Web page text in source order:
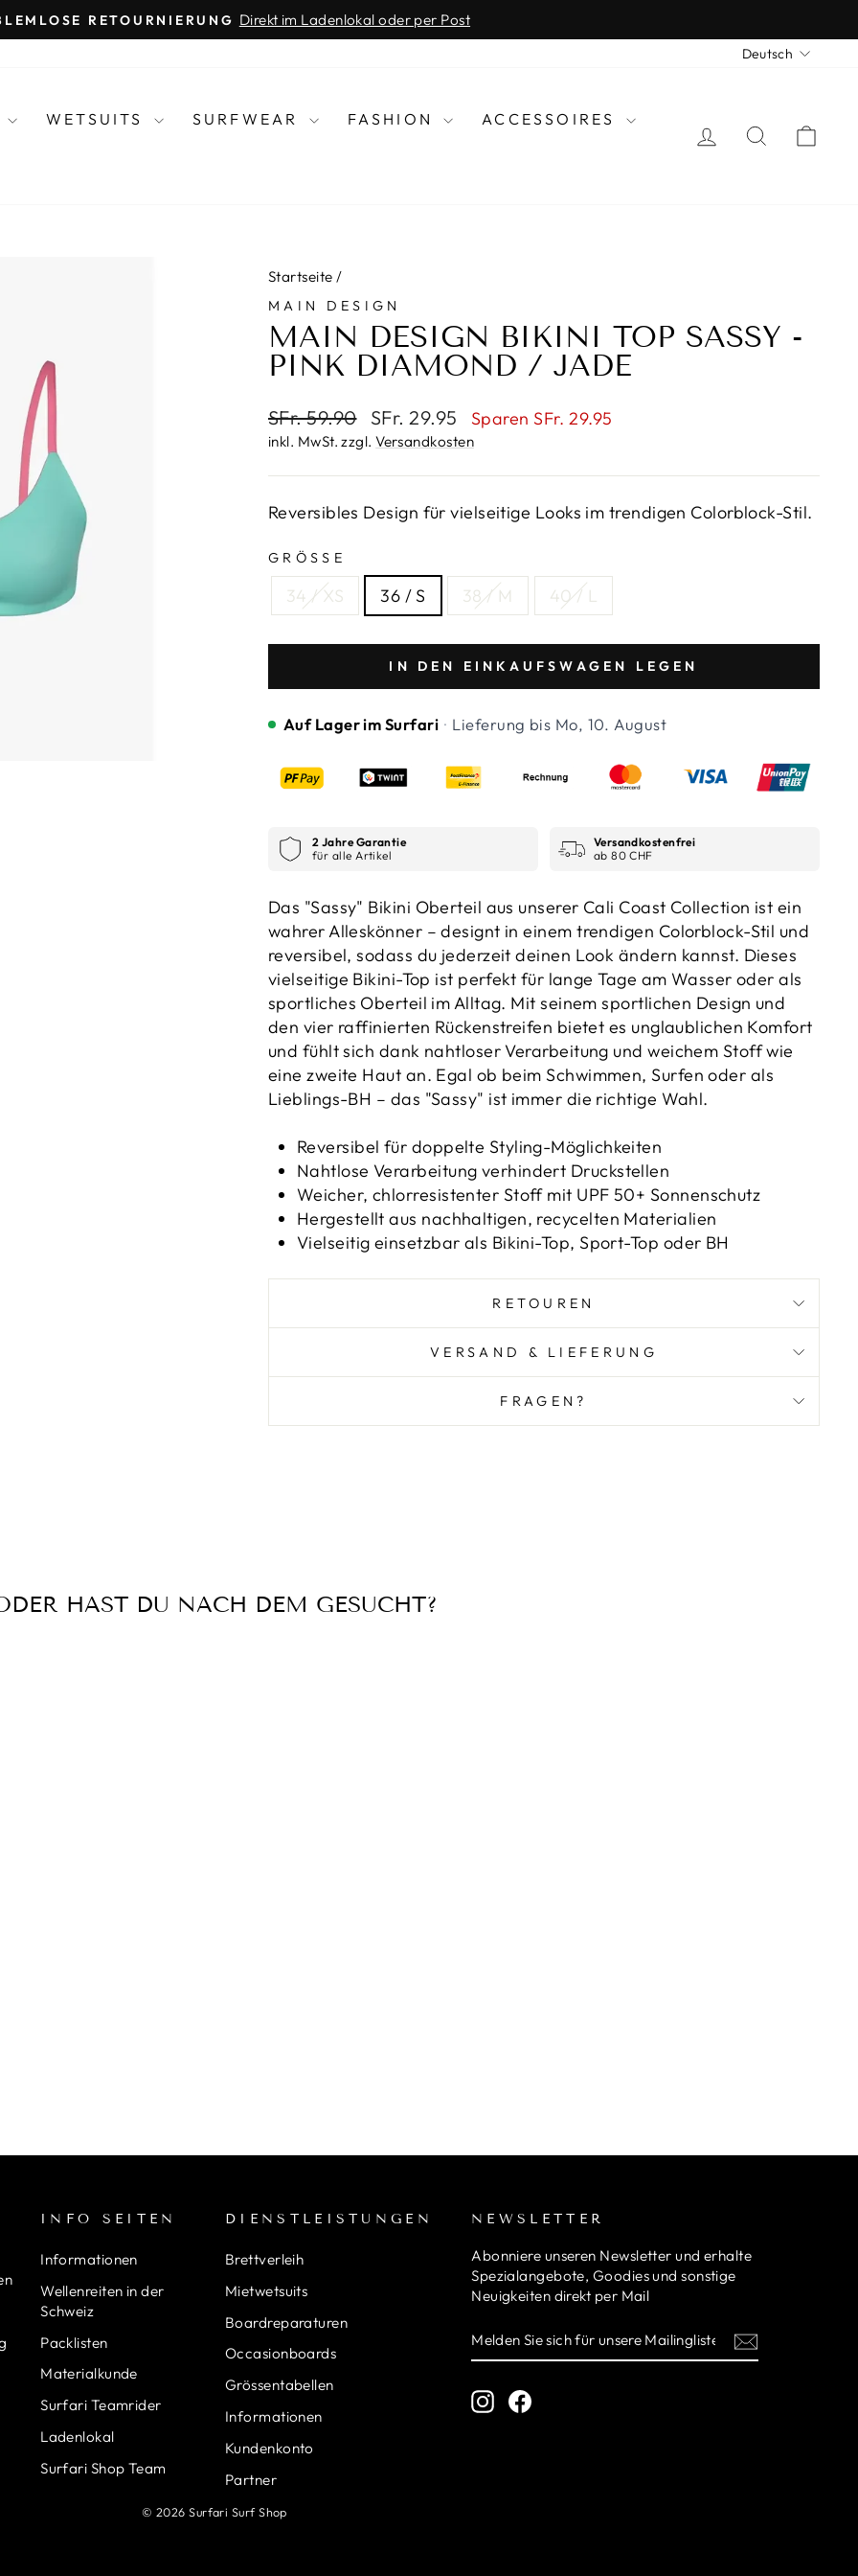
Pause
RETOURNIERUNG Direkt im Ladenlokal oder per Post
Deutsch
WETSUITS SURFWEAR FASHION
ACCESSOIRES
EINLOGGEN
SUCHE
Startseite /
MAIN DESIGN
MAIN DESIGN BIKINI TOP SASSY -
PINK DIAMOND / JADE
Normaler
Preis
SFr. 59.90 Sonderpreis
SFr. 29.95 Sparen SFr. 29.95
inkl. MwSt. zzgl.Versandkosten
Reversibles Design für vielseitige Looks im trendigen Colorblock-Stil.
GRÖSSE
34 / XS 36 / S 38 / M 40 / L
IN DEN EINKAUFSWAGEN LEGEN
Auf Lager im Surfari · Lieferung bis Mo, 10. August
2 Jahre Garantie
für alle Artikel
Versandkostenfrei
ab 80 CHF
Das "Sassy" Bikini Oberteil aus unserer Cali Coast Collection ist ein
wahrer Alleskönner – designt in einem trendigen Colorblock-Stil und
reversibel, sodass du jederzeit deinen Look ändern kannst. Dieses
vielseitige Bikini-Top ist perfekt für lange Tage am Wasser oder als
sportliches Oberteil im Alltag. Mit seinem sportlichen Design und
den vier raffinierten Rückenstreifen bietet es unglaublichen Komfort
und fühlt sich dank nahtloser Verarbeitung und weichem Stoff wie
eine zweite Haut an. Egal ob beim Schwimmen, Surfen oder als
Lieblings-BH – das "Sassy" ist immer die richtige Wahl.
Reversibel für doppelte Styling-Möglichkeiten
Nahtlose Verarbeitung verhindert Druckstellen
Weicher, chlorresistenter Stoff mit UPF 50+ Sonnenschutz
Hergestellt aus nachhaltigen, recycelten Materialien
Vielseitig einsetzbar als Bikini-Top, Sport-Top oder BH
RETOUREN
VERSAND & LIEFERUNG
FRAGEN?
HAST DU NACH DEM GESUCHT?
INFO SEITEN
Informationen
Wellenreiten in der
Schweiz
Packlisten
Materialkunde
Surfari Teamrider
Ladenlokal
Surfari Shop Team
DIENSTLEISTUNGEN
Brettverleih
Mietwetsuits
Boardreparaturen
Occasionboards
Grössentabellen
Informationen
Kundenkonto
Partner
NEWSLETTER
Abonniere unseren Newsletter und erhalte
Spezialangebote, Goodies und sonstige
Neuigkeiten direkt per Mail
SIE
SICH
UNSERE
MAILINGLISTE
InstagramFacebook
© 2026 Surfari Surf Shop